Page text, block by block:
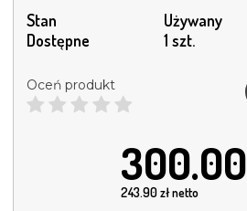
Stan
Używany
Dostępne
1 szt.
Oceń produkt
300.00
243.90zł netto